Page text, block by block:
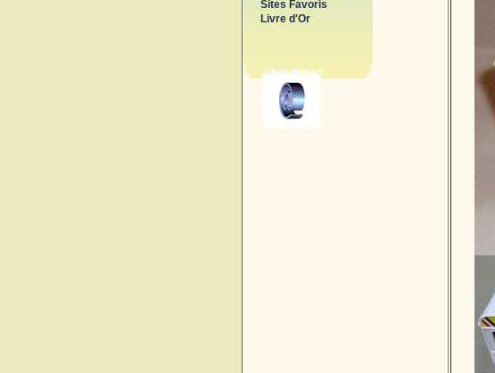
Sites Favoris
Livre d'Or